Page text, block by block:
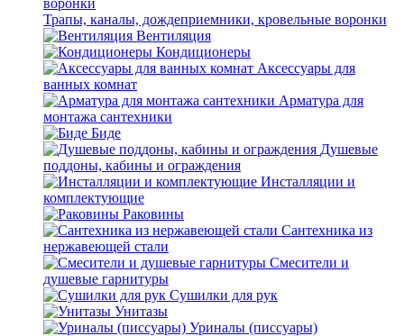
Трапы, каналы, дождеприемники, кровельные воронки
Вентиляция
Кондиционеры
Аксессуары для
ванных комнат
Арматура для
монтажа сантехники
Биде
Душевые
поддоны, кабины и ограждения
Инсталляции и
комплектующие
Раковины
Сантехника из
нержавеющей стали
Смесители и
душевые гарнитуры
Сушилки для рук
Унитазы
Уриналы (писсуары)